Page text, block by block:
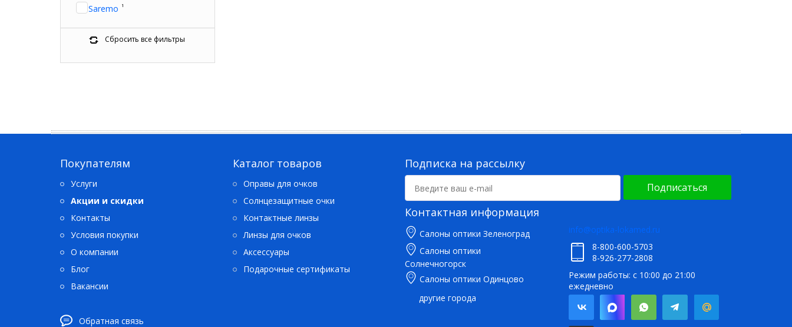
Saremo 1
Сбросить все фильтры
Покупателям
Услуги
Акции и скидки
Контакты
Условия покупки
О компании
Блог
Вакансии
Обратная связь
Каталог товаров
Оправы для очков
Солнцезащитные очки
Контактные линзы
Линзы для очков
Аксессуары
Подарочные сертификаты
Подписка на рассылку
Подписаться
Контактная информация
Салоны оптики Зеленоград
Салоны оптики
Солнечногорск
Салоны оптики Одинцово
другие города
info@optika-lokamed.ru
8-800-600-5703
8-926-277-2808
Режим работы: с 10:00 до 21:00
ежедневно